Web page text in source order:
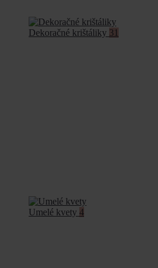
Dekoračné krištáliky 31
Umelé kvety 4